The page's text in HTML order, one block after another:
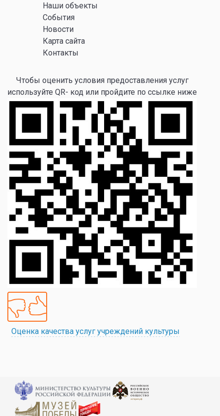
Наши объекты
События
Новости
Карта сайта
Контакты
Чтобы оценить условия предоставления услуг
используйте QR- код или пройдите по ссылке ниже
Оценка качества услуг учреждений культуры